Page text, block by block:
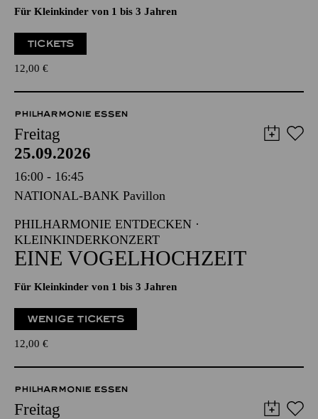
Für Kleinkinder von 1 bis 3 Jahren
TICKETS
12,00 €
PHILHARMONIE ESSEN
Freitag
25.09.2026
16:00 - 16:45
NATIONAL-BANK Pavillon
PHILHARMONIE ENTDECKEN ·
KLEINKINDERKONZERT
EINE VOGELHOCHZEIT
Für Kleinkinder von 1 bis 3 Jahren
WENIGE TICKETS
12,00 €
PHILHARMONIE ESSEN
Freitag